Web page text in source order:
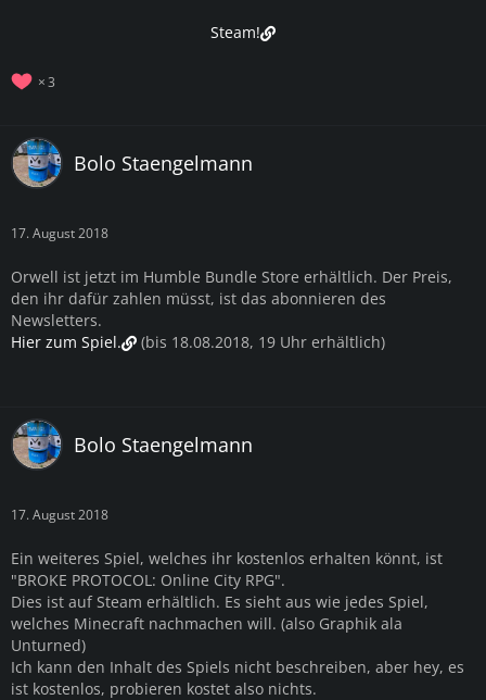
Steam!
3
Bolo Staengelmann
17. August 2018
Orwell ist jetzt im Humble Bundle Store erhältlich. Der Preis,
den ihr dafür zahlen müsst, ist das abonnieren des
Newsletters.
Hier zum Spiel.
(bis 18.08.2018, 19 Uhr erhältlich)
Bolo Staengelmann
17. August 2018
Ein weiteres Spiel, welches ihr kostenlos erhalten könnt, ist
"BROKE PROTOCOL: Online City RPG".
Dies ist auf Steam erhältlich. Es sieht aus wie jedes Spiel,
welches Minecraft nachmachen will. (also Graphik ala
Unturned)
Ich kann den Inhalt des Spiels nicht beschreiben, aber hey, es
ist kostenlos, probieren kostet also nichts.